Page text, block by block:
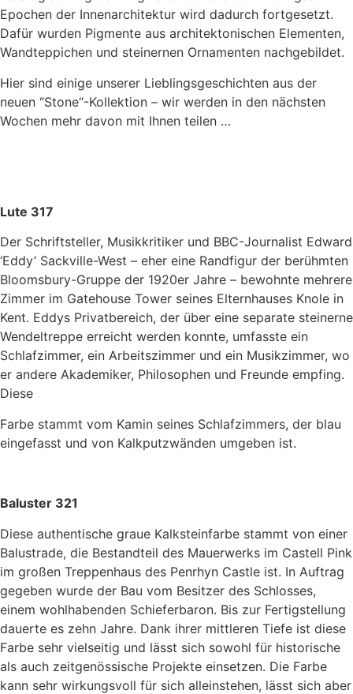
Epochen der Innenarchitektur wird dadurch fortgesetzt.
Dafür wurden Pigmente aus architektonischen Elementen,
Wandteppichen und steinernen Ornamenten nachgebildet.
Hier sind einige unserer Lieblingsgeschichten aus der
neuen “Stone“-Kollektion – wir werden in den nächsten
Wochen mehr davon mit Ihnen teilen …
Lute 317
Der Schriftsteller, Musikkritiker und BBC-Journalist Edward
‘Eddy’ Sackville-West – eher eine Randfigur der berühmten
Bloomsbury-Gruppe der 1920er Jahre – bewohnte mehrere
Zimmer im Gatehouse Tower seines Elternhauses Knole in
Kent. Eddys Privatbereich, der über eine separate steinerne
Wendeltreppe erreicht werden konnte, umfasste ein
Schlafzimmer, ein Arbeitszimmer und ein Musikzimmer, wo
er andere Akademiker, Philosophen und Freunde empfing.
Diese
Farbe stammt vom Kamin seines Schlafzimmers, der blau
eingefasst und von Kalkputzwänden umgeben ist.
Baluster 321
Diese authentische graue Kalksteinfarbe stammt von einer
Balustrade, die Bestandteil des Mauerwerks im Castell Pink
im großen Treppenhaus des Penrhyn Castle ist. In Auftrag
gegeben wurde der Bau vom Besitzer des Schlosses,
einem wohlhabenden Schieferbaron. Bis zur Fertigstellung
dauerte es zehn Jahre. Dank ihrer mittleren Tiefe ist diese
Farbe sehr vielseitig und lässt sich sowohl für historische
als auch zeitgenössische Projekte einsetzen. Die Farbe
kann sehr wirkungsvoll für sich alleinstehen, lässt sich aber